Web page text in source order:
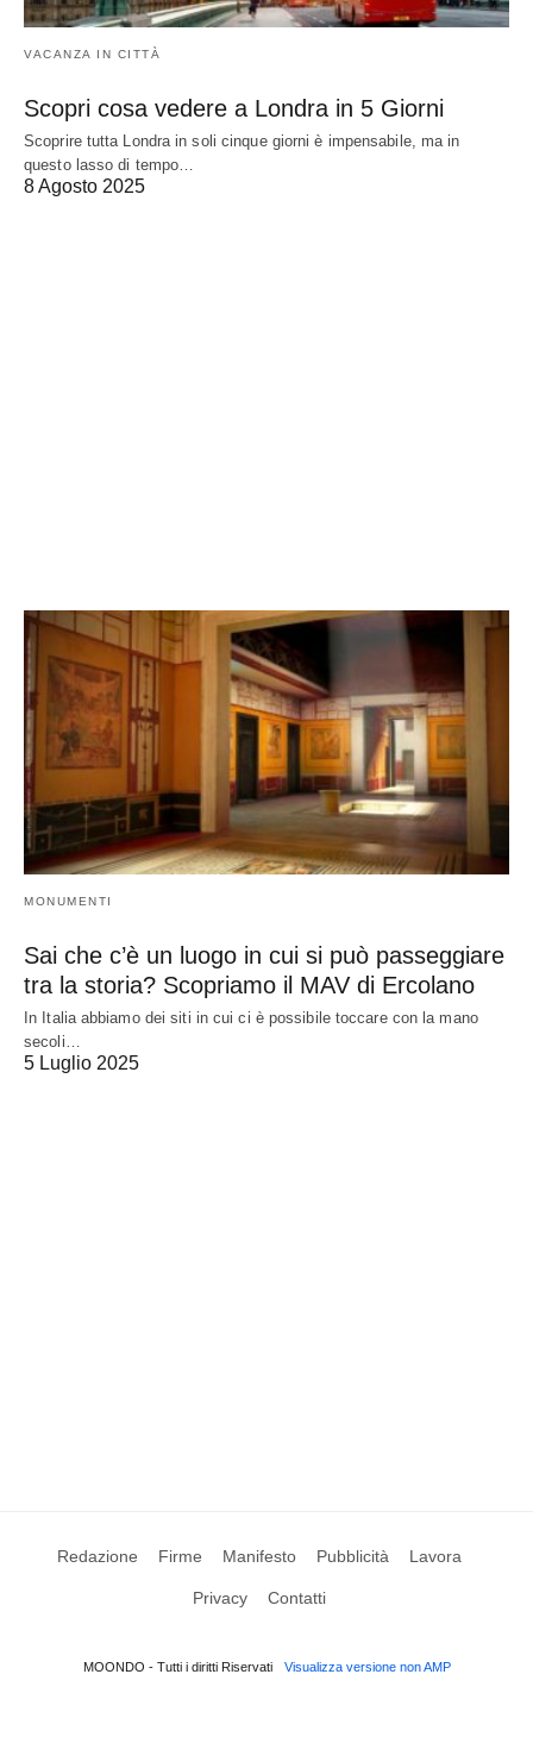
VACANZA IN CITTÀ
Scopri cosa vedere a Londra in 5 Giorni
Scoprire tutta Londra in soli cinque giorni è impensabile, ma in
questo lasso di tempo…
8 Agosto 2025
MONUMENTI
Sai che c’è un luogo in cui si può passeggiare
tra la storia? Scopriamo il MAV di Ercolano
In Italia abbiamo dei siti in cui ci è possibile toccare con la mano
secoli…
5 Luglio 2025
Redazione Firme Manifesto Pubblicità Lavora
Privacy Contatti
MOONDO - Tutti i diritti Riservati Visualizza versione non AMP